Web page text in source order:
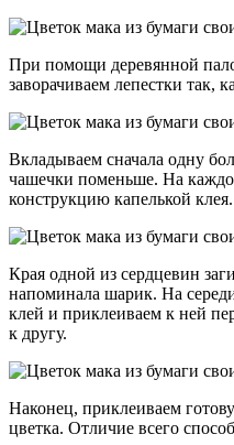
При помощи деревянной
заворачиваем лепестки так,
Вкладываем сначала одну
чашечки поменьше. На
конструкцию капелькой клея.
Края одной из сердцевин
напоминала шарик. На
клей и приклеиваем к ней
к другу.
Наконец, приклеиваем
цветка. Отличие всего